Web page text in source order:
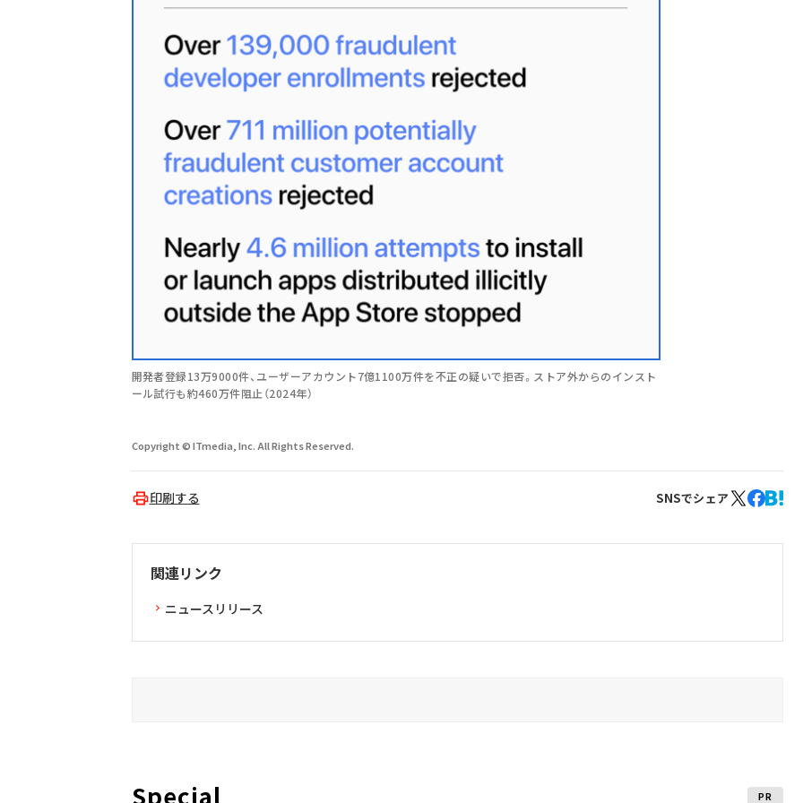
開発者登録13万9000件、ユーザーアカウント7億1100万件を不正の疑いで拒否。ストア外からのインスト
ール試行も約460万件阻止（2024年）
Copyright © ITmedia, Inc. All Rights Reserved.
印刷する SNSでシェア
関連リンク
ニュースリリース
Special PR